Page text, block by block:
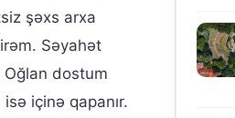
şəxs arxa
Səyahət
Oğlan dostum
içinə qapanır.